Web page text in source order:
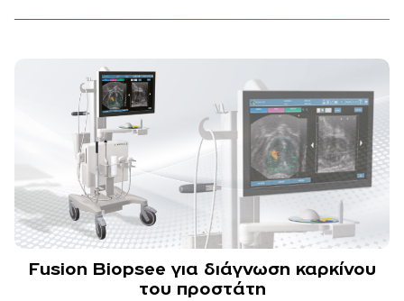
Fusion Biopsee για διάγνωση καρκίνου
του προστάτη